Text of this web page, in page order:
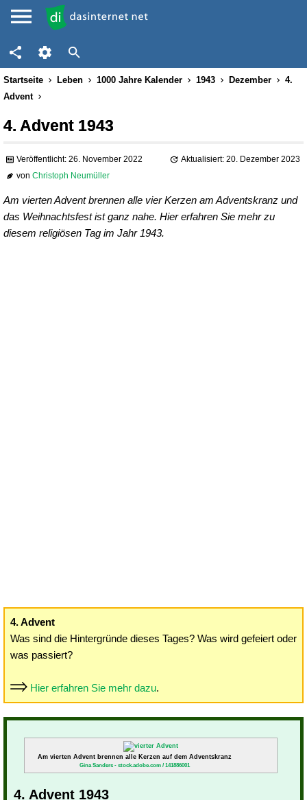
Startseite Leben 1000 Jahre Kalender 1943 Dezember
4.
Advent
4. Advent 1943
Veröffentlicht: 26. November 2022
Aktualisiert: 20. Dezember 2023
vonChristoph Neumüller
Am vierten Advent brennen alle vier Kerzen am Adventskranz und
das Weihnachtsfest ist ganz nahe. Hier erfahren Sie mehr zu
diesem religiösen Tag im Jahr 1943.
4. Advent
Was sind die Hintergründe dieses Tages? Was wird gefeiert oder
was passiert?
Hier erfahren Sie mehr dazu.
Am vierten Advent brennen alle Kerzen auf dem Adventskranz
Gina Sanders - stock.adobe.com / 141886001
4. Advent 1943